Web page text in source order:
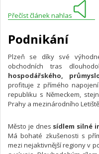
Přečíst článek nahlas
Podnikání
Plzeň se díky své
obchodních tras
hospodářského,
profituje z přímého
republiku s Německem,
Prahy a mezinárodního
Město je dnes sídlem silné
Má bohaté zkušenosti s
mezi nejaktivnější regiony v